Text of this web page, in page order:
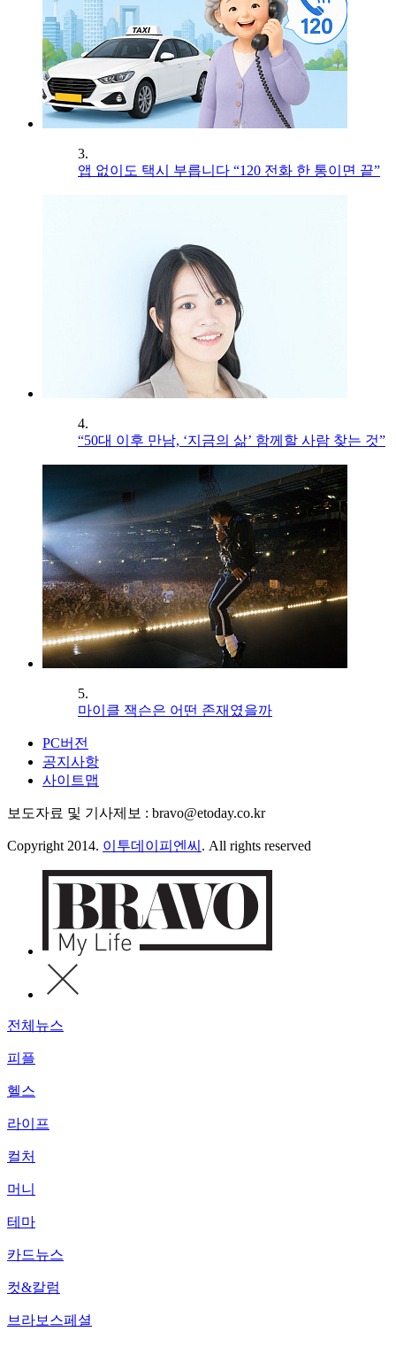
3.
앱 없이도 택시 부릅니다 “120 전화 한 통이면 끝”
4.
“50대 이후 만남, ‘지금의 삶’ 함께할 사람 찾는 것”
5.
마이클 잭슨은 어떤 존재였을까
PC버전
공지사항
사이트맵
보도자료 및 기사제보 : bravo@etoday.co.kr
Copyright 2014. 이투데이피엔씨 . All rights reserved
전체뉴스
피플
헬스
라이프
컬처
머니
테마
카드뉴스
컷&칼럼
브라보스페셜